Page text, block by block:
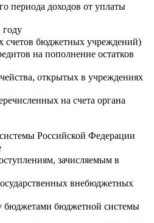
периода доходов от уплаты
году
счетов бюджетных учреждений)
на пополнение остатков
открытых в учреждениях
на счета органа
Российской Федерации
зачисляемым в
внебюджетных
бюджетами бюджетной системы